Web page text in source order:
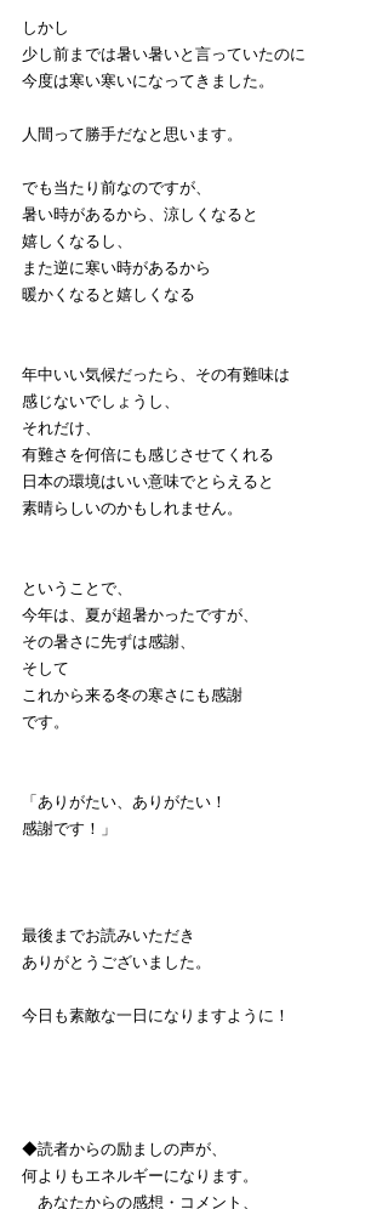
しかし
少し前までは暑い暑いと言っていたのに
今度は寒い寒いになってきました。
人間って勝手だなと思います。
でも当たり前なのですが、
暑い時があるから、涼しくなると
嬉しくなるし、
また逆に寒い時があるから
暖かくなると嬉しくなる
年中いい気候だったら、その有難味は
感じないでしょうし、
それだけ、
有難さを何倍にも感じさせてくれる
日本の環境はいい意味でとらえると
素晴らしいのかもしれません。
ということで、
今年は、夏が超暑かったですが、
その暑さに先ずは感謝、
そして
これから来る冬の寒さにも感謝
です。
「ありがたい、ありがたい！
感謝です！」
最後までお読みいただき
ありがとうございました。
今日も素敵な一日になりますように！
◆読者からの励ましの声が、
何よりもエネルギーになります。
あなたからの感想・コメント、